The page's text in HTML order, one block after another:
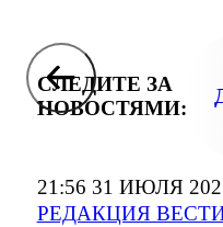
21:56 31 ИЮЛЯ
РЕДАКЦИЯ
СЛЕДИТЕ ЗА
НОВОСТЯМИ: